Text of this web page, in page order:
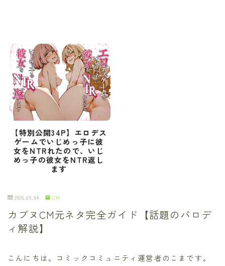
【特別公開34P】エロデス
ゲームでいじめっ子に彼
女をNTRれたので、いじ
めっ子の彼女をNTR返し
ます
2026.05.04 CM
カプヌCM元ネタ完全ガイド【話題のパロデ
ィ解説】
こんにちは。コミックコミュニティ運営者のこまです。